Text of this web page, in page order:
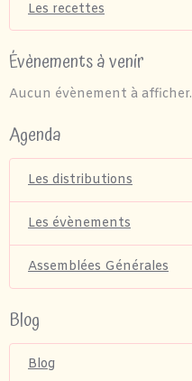
Les recettes
Évènements à venir
Aucun évènement à afficher.
Agenda
Les distributions
Les évènements
Assemblées Générales
Blog
Blog